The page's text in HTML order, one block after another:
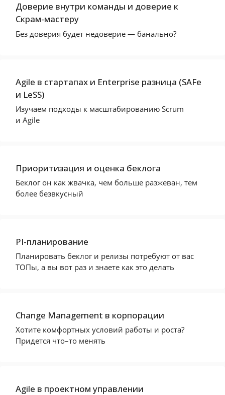
Доверие внутри команды и доверие к
Скрам-мастеру
Без доверия будет недоверие — банально?
Agile в стартапах и Enterprise разница (SAFe
и LeSS)
Изучаем подходы к масштабированию Scrum
и Agile
Приоритизация и оценка беклога
Беклог он как жвачка, чем больше разжеван, тем
более безвкусный
PI-планирование
Планировать беклог и релизы потребуют от вас
ТОПы, а вы вот раз и знаете как это делать
Change Management в корпорации
Хотите комфортных условий работы и роста?
Придется что–то менять
Agile в проектном управлении